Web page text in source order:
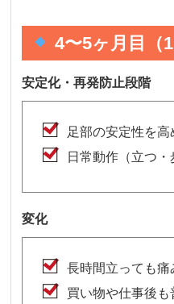
4〜5ヶ月目（
安定化・再発防止段階
足部の安定性を高
日常動作（立つ
変化
長時間立っても痛
買い物や仕事後も